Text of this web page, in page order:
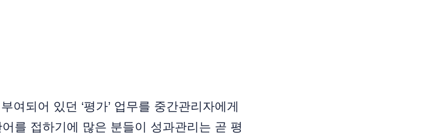
되어 있던 ‘평가’ 업무를 중간관리자에게
를 접하기에 많은 분들이 성과관리는 곧 평